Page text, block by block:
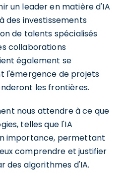
un leader en matière d'IA
des investissements
de talents spécialisés
collaborations
également se
l'émergence de projets
les frontières.
nous attendre à ce que
telles que l'IA
importance, permettant
comprendre et justifier
des algorithmes d'IA.